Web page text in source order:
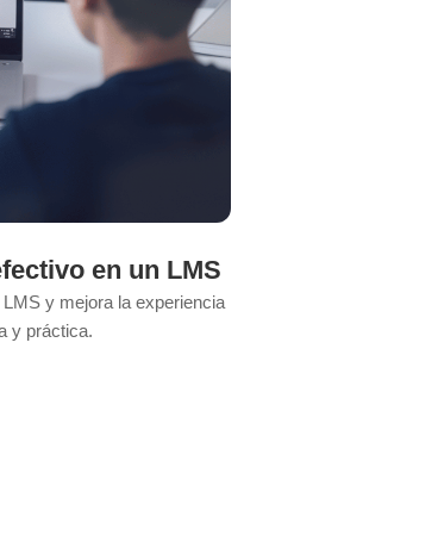
en un LMS
y mejora la experiencia
y práctica.